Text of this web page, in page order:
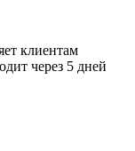
клиентам
через 5 дней